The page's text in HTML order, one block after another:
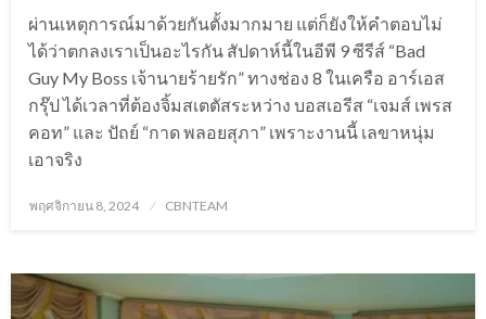
ผ่านเหตุการณ์มาด้วยกันตั้งมากมาย แต่ก็ยังให้คำตอบไม่
ได้ว่าตกลงเราเป็นอะไรกัน สัปดาห์นี้ในอีพี 9 ซีรีส์ “Bad
Guy My Boss เจ้านายร้ายรัก” ทางช่อง 8 ในเครือ อาร์เอส
กรุ๊ป ได้เวลาที่ต้องจิ้มสเตตัสระหว่าง บอสเอรีส “เจมส์ เพรส
คอท” และ ปัถย์ “กาด พลอยสุภา” เพราะงานนี้ เลขาหนุ่ม
เอาจริง
Posted
พฤศจิกายน 8, 2024 CBNTEAM